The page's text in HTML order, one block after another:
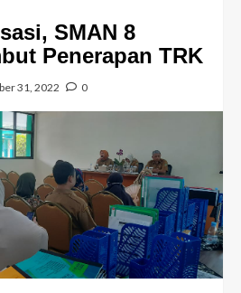
SMAN 8
Penerapan TRK
31, 2022 0